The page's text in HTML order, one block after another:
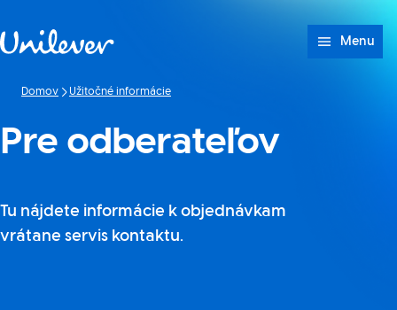
Menu
Domov Užitočné informácie
Pre odberateľov
Tu nájdete informácie k objednávkam
vrátane servis kontaktu.